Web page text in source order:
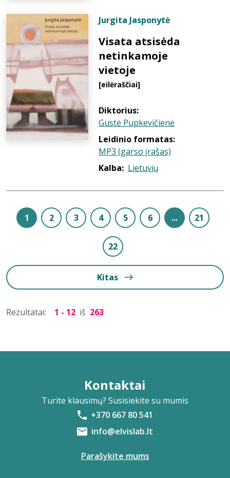
Jurgita Jasponytė
Visata atsisėda
netinkamoje
vietoje
[eilėraščiai]
Diktorius:
Gustė Pupkevičienė
Leidinio formatas:
MP3 (garso įrašas)
Kalba: Lietuvių
1 2 3 4 5 6 ... 21
22
Kitas
Rezultatai: 1 - 12 iš 263
Kontaktai
Turite klausimų? Susisiekite su mumis
+370 667 80 541
info@elvislab.lt
Parašykite mums